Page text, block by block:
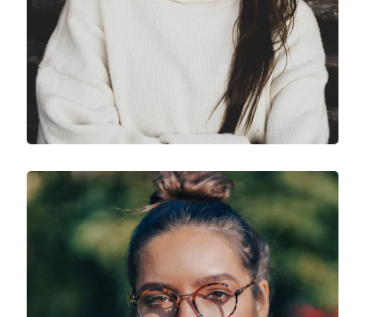
Suport:
Da
Lavetă pentru curățat:
Da
Altele
Sex:
Femei
Categorie:
Ochelari de vedere
Cod:
63040 7300 16 55